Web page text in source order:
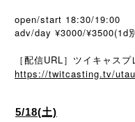
open/start 18:30/19:00
adv/day ¥3000/¥3500(1d
［配信URL］ツイキャス
https://twitcasting.tv/
5/18(土)